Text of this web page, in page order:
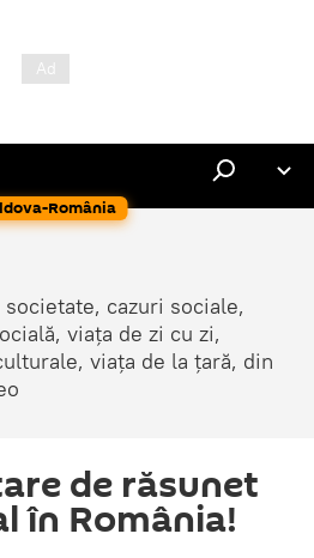
România
cazuri sociale,
viața de zi cu zi,
viața de la țară, din
de răsunet
în România!